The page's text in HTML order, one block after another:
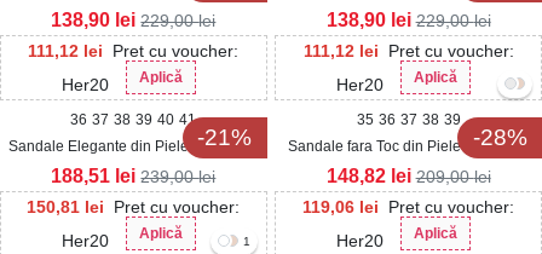
Ecologica Rinaya
111,12 lei
Pret cu voucher:
Her20
Aplică
138,90 lei 229,00lei
Ecologica Intoarsa Rinaya
111,12 lei
Pret cu voucher:
Her20
Aplică
138,90 lei 229,00lei
-21%
36 37 38 39 40 41
Sandale Elegante din Piele Ecologica
Lacuita dama Albe Selya
150,81 lei
Pret cu voucher:
Her20
Aplică
188,51 lei 239,00lei
-28%
35 36 37 38 39
Sandale fara Toc din Piele Ecologica
dama Negre Alonza
119,06 lei
Pret cu voucher:
Her20
Aplică
148,82 lei 209,00lei
1